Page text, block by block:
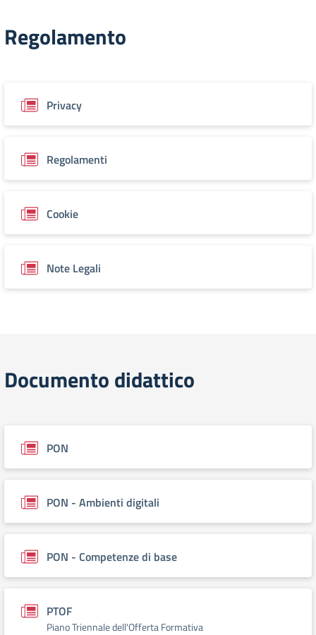
Regolamento
Privacy
Regolamenti
Cookie
Note Legali
Documento didattico
PON
PON - Ambienti digitali
PON - Competenze di base
PTOF
Piano Triennale dell'Offerta Formativa